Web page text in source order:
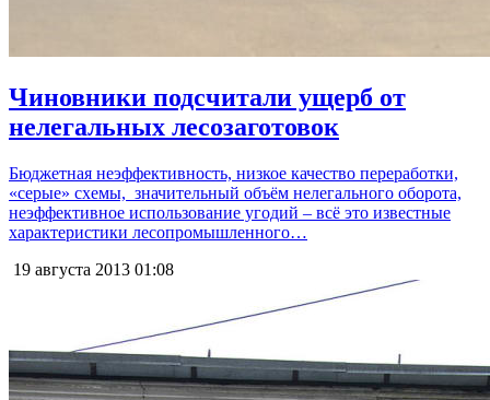
Чиновники подсчитали ущерб от
нелегальных лесозаготовок
Бюджетная неэффективность, низкое качество переработки,
«серые» схемы, значительный объём нелегального оборота,
неэффективное использование угодий – всё это известные
характеристики лесопромышленного…
19 августа 2013 01:08